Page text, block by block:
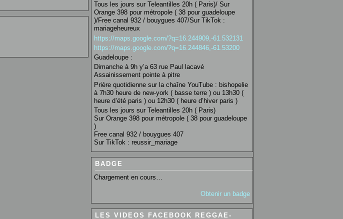
Tous les jours sur Teleantilles 20h ( Paris)/ Sur
Orange 398 pour métropole ( 38 pour guadeloupe
)/Free canal 932 / bouygues 407/Sur TikTok :
mariageheureux
https://maps.google.com/?q=16.244909,-61.532131
https://maps.google.com/?q=16.244846,-61.53200
Guadeloupe :
Dimanche à 9h y’a 63 rue Paul lacavé
Assainissement pointe à pitre
Prière quotidienne sur la chaîne YouTube : bishopelie
à 7h30 heure de new-york ( basse terre ) ou 13h30 (
heure d’été paris ) ou 12h30 ( heure d’hiver paris )
Tous les jours sur Teleantilles 20h ( Paris)
Sur Orange 398 pour métropole ( 38 pour guadeloupe
)
Free canal 932 / bouygues 407
Sur TikTok : reussir_mariage
BADGE
Chargement en cours…
Obtenir un badge
LES VIDEOS FACEBOOK REGGAE-